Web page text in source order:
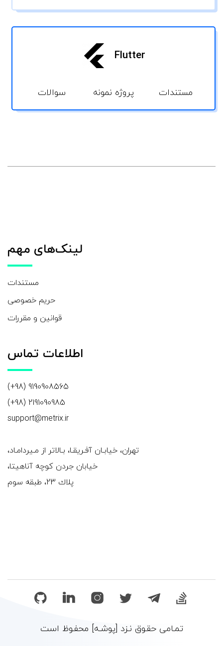
Flutter
مستندات پروژه نمونه سوالات
لینک‌های مهم
مستندات
حریم خصوصی
قوانین و مقررات
اطلاعات تماس
9190908565 (98+)
support@metrix.ir
تهران، خیابـان آفـریقـا، بـالاتر از مـیردامـاد،
خیابان جردن کوچه آناهیتا،
پلاك 23،
طبقه سوم
تمـامی حقـوق نـزد [پوشـه] محفـوظ است